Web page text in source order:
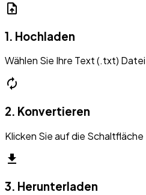
upload_file
1. Hochladen
Wählen Sie Ihre Text (.txt)
autorenew
2. Konvertieren
Klicken Sie auf die
download
3. Herunterladen